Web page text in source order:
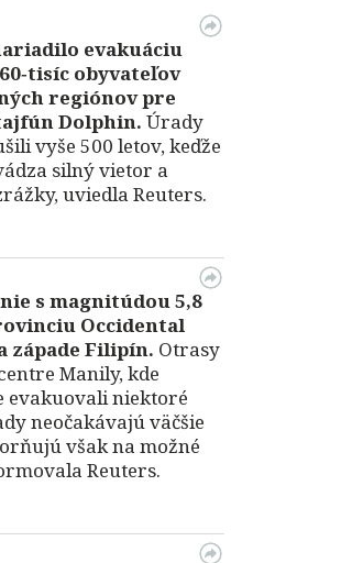
evakuáciu
obyvateľov
regiónov pre
Dolphin. Úrady
vyše 500 letov, keďže
silný vietor a
uviedla Reuters.
s magnitúdou 5,8
Occidental
západe Filipín. Otrasy
Manily, kde
evakuovali niektoré
neočakávajú väčšie
však na možné
Reuters.